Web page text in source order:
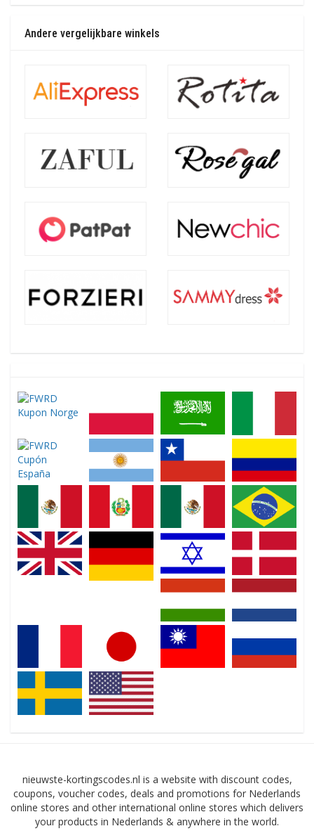
Andere vergelijkbare winkels
nieuwste-kortingscodes.nl is a website with discount codes,
coupons, voucher codes, deals and promotions for Nederlands
online stores and other international online stores which delivers
your products in Nederlands & anywhere in the world.